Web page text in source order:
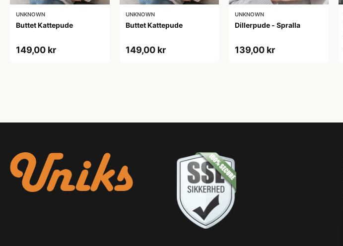
UNKNOWN
Buttet Kattepude
149,00 kr
UNKNOWN
Buttet Kattepude
149,00 kr
UNKNOWN
Dillerpude - Spralla
139,00 kr